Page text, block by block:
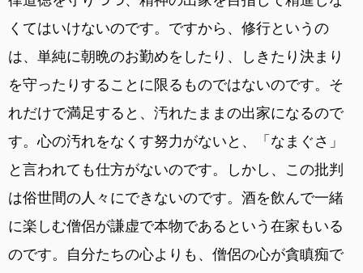
くてはいけないのです。ですから、修行というの
は、単純に朝晩のお勤めをしたり、しきたり決まり
を守ったりすることに限るものではないのです。そ
れだけで満足すると、汚れたままの出家になるので
す。心の汚れをなくす努力がないと、「なまぐさ」
と言われても仕方がないのです。しかし、この批判
は俗世間の人々にできないのです。酒を飲んで一緒
に楽しむ僧侶が謙虚で本物であるという在家もいる
のです。自分たちの心よりも、僧侶の心が貪瞋痴で